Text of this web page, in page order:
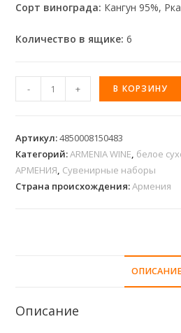
Сорт винограда: Кангун 95%,
Количество в ящике: 6
- + В КОРЗИНУ
Артикул:4850008150483
Категорий:ARMENIA WINE, белое
АРМЕНИЯ, Сувенирные наборы
Страна происхождения:Армения
ОПИСАНИЕ
Описание